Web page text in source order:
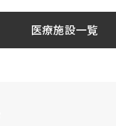
医療施設一覧